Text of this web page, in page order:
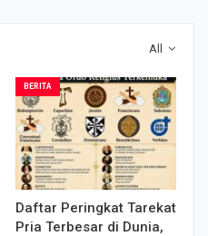
All
BERITA
Daftar Peringkat Tarekat
Pria Terbesar di Dunia,